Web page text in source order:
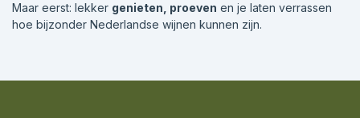
Maar eerst: lekker genieten, proeven en je laten verrassen
hoe bijzonder Nederlandse wijnen kunnen zijn.